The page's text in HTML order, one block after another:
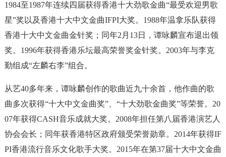
1984至1987年连续四届获得香港十大劲歌金曲“最受欢迎男歌
星”奖以及香港十大中文金曲IFPI大奖。1988年温拿乐队获得
香港十大中文金曲金针奖；同年2月13日，谭咏麟宣布退出领
奖。1996年获得香港乐坛最高荣誉奖金针奖。2003年与李克
勤组成“左麟右李”组合。
从艺40多年来，谭咏麟创作的歌曲近九十余首，他作曲的歌
曲多次获得“十大中文金曲奖”、“十大劲歌金曲奖”等荣誉。20
07年获得CASH音乐成就大奖。2008年担任第八届香港演艺人
协会会长；同年获香港特区政府颁受荣誉勋章。2014年获得IF
PI香港流行音乐文化歌手大奖。2015年在第37届十大中文金曲